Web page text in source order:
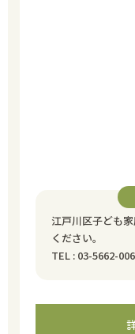
江戸川区子ども
ください。
TEL : 03-5662-